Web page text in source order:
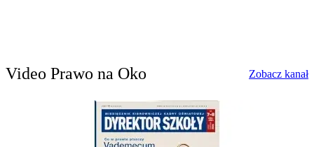
Video Prawo na Oko Zobacz kanał